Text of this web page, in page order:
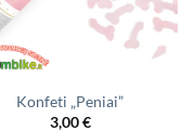
Konfeti „Peniai”
3,00€